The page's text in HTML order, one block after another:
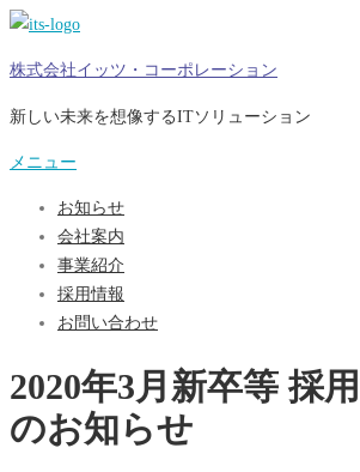
コ
テ
ン
へ
株式会社イッツ・コーポレーション
新しい未来を想像するITソリューション
メニュー
お知らせ
会社案内
事業紹介
採用情報
お問い合わせ
2020年3月新卒等 採
のお知らせ